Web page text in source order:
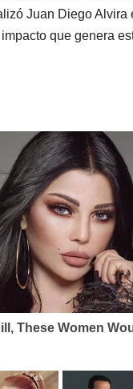
Juan Diego Alvira
que genera